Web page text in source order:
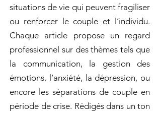
situations de vie qui peuvent fragiliser
ou renforcer le couple et l’individu.
Chaque article propose un regard
professionnel sur des thèmes tels que
la communication, la gestion des
émotions, l’anxiété, la dépression, ou
encore les séparations de couple en
période de crise. Rédigés dans un ton